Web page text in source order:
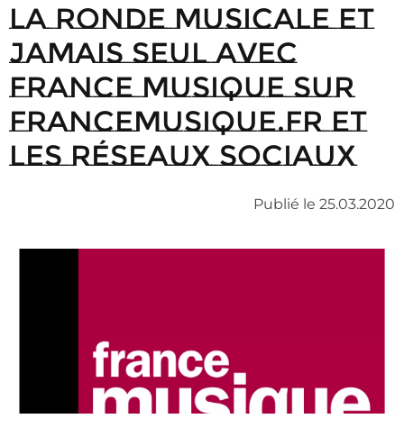
La Ronde musicale et
Jamais seul avec
France Musique sur
francemusique.fr et
les réseaux sociaux
Publié le 25.03.2020